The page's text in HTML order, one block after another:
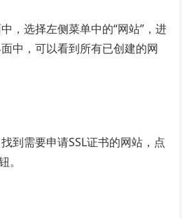
，选择左侧菜单中的“网站”，进
中，可以看到所有已创建的网
到需要申请SSL证书的网站，点
。